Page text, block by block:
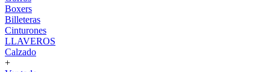
Boxers
Billeteras
Cinturones
LLAVEROS
Calzado
+